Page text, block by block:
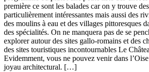
première ce sont les balades car on y trouve
particulièrement intéressantes mais aussi des
des moulins à eau et des villages pittoresques
des spécialités. On ne manquera pas de se
explorer autour des sites gallo-romains et des
des sites touristiques incontournables Le
Evidemment, vous ne pouvez venir dans
joyau architectural. […]